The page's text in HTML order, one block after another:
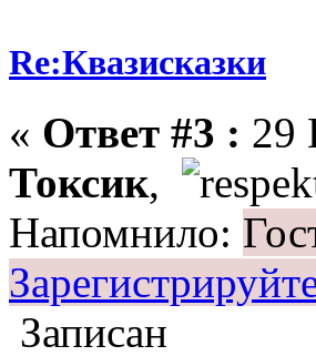
Re:Квазисказки
« Ответ #3 : 29
Токсик,
Напомнило:
Записан